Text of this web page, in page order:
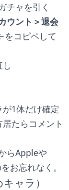
チャを引く
ウント＞退会
コピペして
1体だけ確定
たらコメント
らAppleや
お忘れなく。
ャラ）